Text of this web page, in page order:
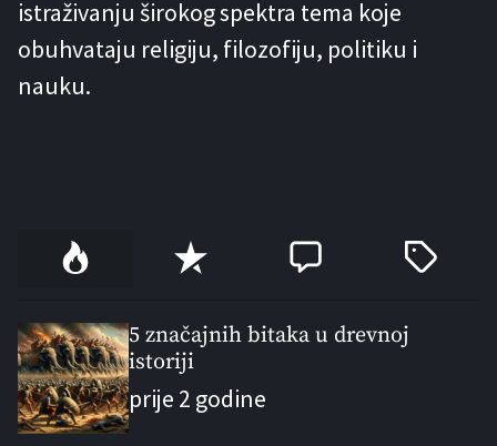
istraživanju širokog spektra tema koje
obuhvataju religiju, filozofiju, politiku i
nauku.
P
o
u
l
a
r
R
e
e
n
t
C
o
m
T
g
5 značajnih bitaka u drevnoj
istoriji
prije 2 godine